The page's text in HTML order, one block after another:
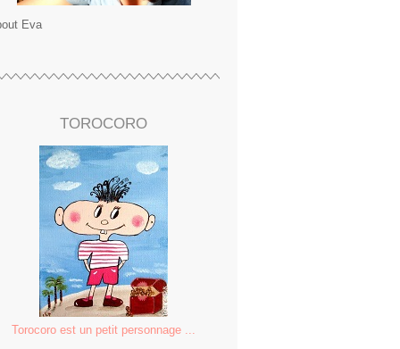
Eva
TOROCORO
Torocoro est un petit personnage ...